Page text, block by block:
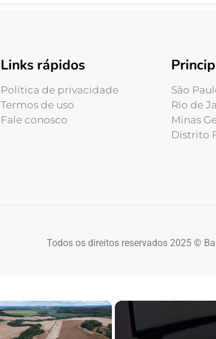
Links rápidos
Política de privacidade
Termos de uso
Fale conosco
São
Rio de
Minas
Distrito
Todos os direitos reservados 2025 ©
×